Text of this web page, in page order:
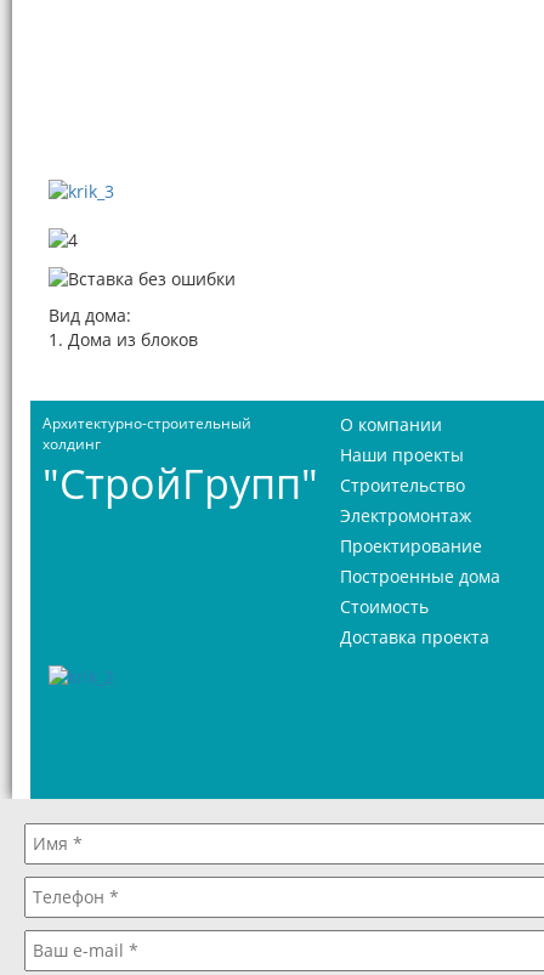
Вид дома:
1. Дома из блоков
Архитектурно-строительный
холдинг
"СтройГрупп"
О компании
Наши проекты
Строительство
Электромонтаж
Проектирование
Построенные дома
Стоимость
Доставка проекта